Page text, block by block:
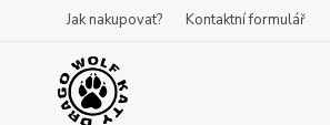
Jak nakupovat? Kontaktní formulář